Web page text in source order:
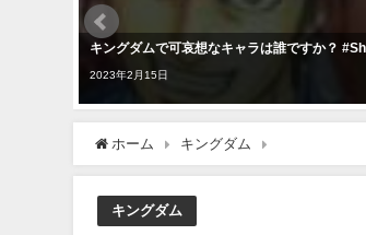
キングダムで可哀想なキャラは誰ですか？
2023年2月15日
ホーム キングダム
キングダム